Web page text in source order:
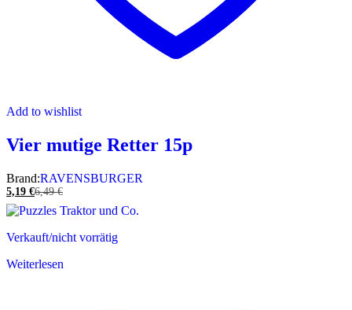
Add to wishlist
Vier mutige Retter 15p
Brand:RAVENSBURGER
5,19 €6,49€
Verkauft/nicht vorrätig
Weiterlesen